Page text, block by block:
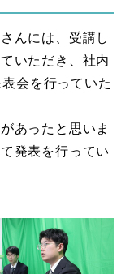
んには、受講し
いただき、社内
会を行っていた
あったと思いま
発表を行ってい